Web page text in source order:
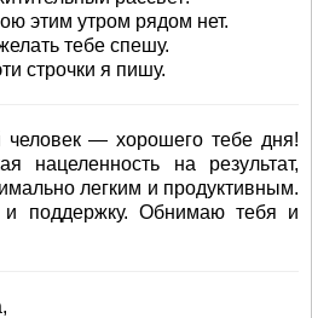
этим утром рядом нет.
тебе спешу.
строчки я пишу.
— хорошего тебе дня!
нацеленность на результат,
легким и продуктивным.
поддержку. Обнимаю тебя и